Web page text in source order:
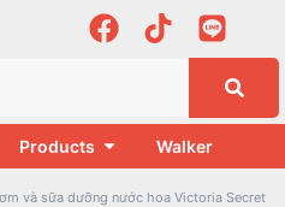
Products Walker
và sữa dưỡng nước hoa Victoria Secret